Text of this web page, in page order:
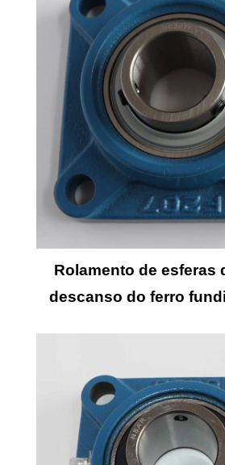
Rolamento de esferas
descanso do ferro